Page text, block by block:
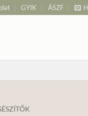
GYIK ÁSZF